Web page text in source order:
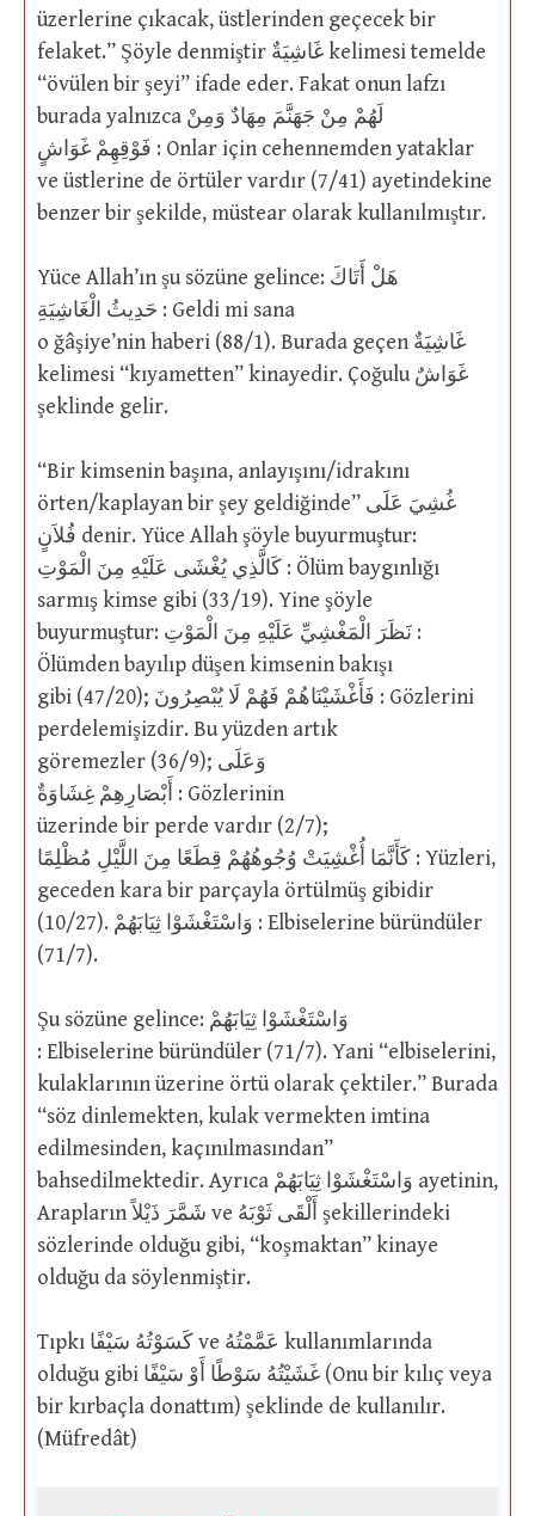
üzerlerine çıkacak, üstlerinden geçecek bir
felaket.” Şöyle denmiştir غَاشِيَةٌ kelimesi temelde
“övülen bir şeyi” ifade eder. Fakat onun lafzı
burada yalnızca لَهُمْ مِنْ جَهَنَّمَ مِهَادٌ وَمِنْ
فَوْقِهِمْ غَوَاشٍ : Onlar için cehennemden yataklar
ve üstlerine de örtüler vardır (7/41) ayetindekine
benzer bir şekilde, müstear olarak kullanılmıştır.
Yüce Allah’ın şu sözüne gelince: هَلْ أَتَاكَ
حَدِيثُ الْغَاشِيَةِ : Geldi mi sana
o ğâşiye’nin haberi (88/1). Burada geçen غَاشِيَةٌ
kelimesi “kıyametten” kinayedir. Çoğulu غَوَاشٌ
şeklinde gelir.
“Bir kimsenin başına, anlayışını/idrakını
örten/kaplayan bir şey geldiğinde” غُشِيَ عَلَى
فُلاَنٍ denir. Yüce Allah şöyle buyurmuştur:
كَالَّذِي يُغْشَى عَلَيْهِ مِنَ الْمَوْتِ : Ölüm baygınlığı
sarmış kimse gibi (33/19). Yine şöyle
buyurmuştur: نَظَرَ الْمَغْشِيِّ عَلَيْهِ مِنَ الْمَوْتِ :
Ölümden bayılıp düşen kimsenin bakışı
gibi (47/20); فَأَغْشَيْنَاهُمْ فَهُمْ لَا يُبْصِرُونَ : Gözlerini
perdelemişizdir. Bu yüzden artık
göremezler (36/9); وَعَلَى
أَبْصَارِهِمْ غِشَاوَةٌ : Gözlerinin
üzerinde bir perde vardır (2/7);
كَأَنَّمَا أُغْشِيَتْ وُجُوهُهُمْ قِطَعًا مِنَ اللَّيْلِ مُظْلِمًا : Yüzleri,
geceden kara bir parçayla örtülmüş gibidir
(10/27). وَاسْتَغْشَوْا ثِيَابَهُمْ : Elbiselerine büründüler
(71/7).
Şu sözüne gelince: وَاسْتَغْشَوْا ثِيَابَهُمْ
: Elbiselerine büründüler (71/7). Yani “elbiselerini,
kulaklarının üzerine örtü olarak çektiler.” Burada
“söz dinlemekten, kulak vermekten imtina
edilmesinden, kaçınılmasından”
bahsedilmektedir. Ayrıca وَاسْتَغْشَوْا ثِيَابَهُمْ ayetinin,
Arapların شَمَّرَ ذَيْلاً ve أَلْقَى ثَوْبَهُ şekillerindeki
sözlerinde olduğu gibi, “koşmaktan” kinaye
olduğu da söylenmiştir.
Tıpkı كَسَوْتُهُ سَيْفًا ve عَمَّمْتُهُ kullanımlarında
olduğu gibi غَشَيْتُهُ سَوْطًا أَوْ سَيْفًا (Onu bir kılıç veya
bir kırbaçla donattım) şeklinde de kullanılır.
(Müfredât)